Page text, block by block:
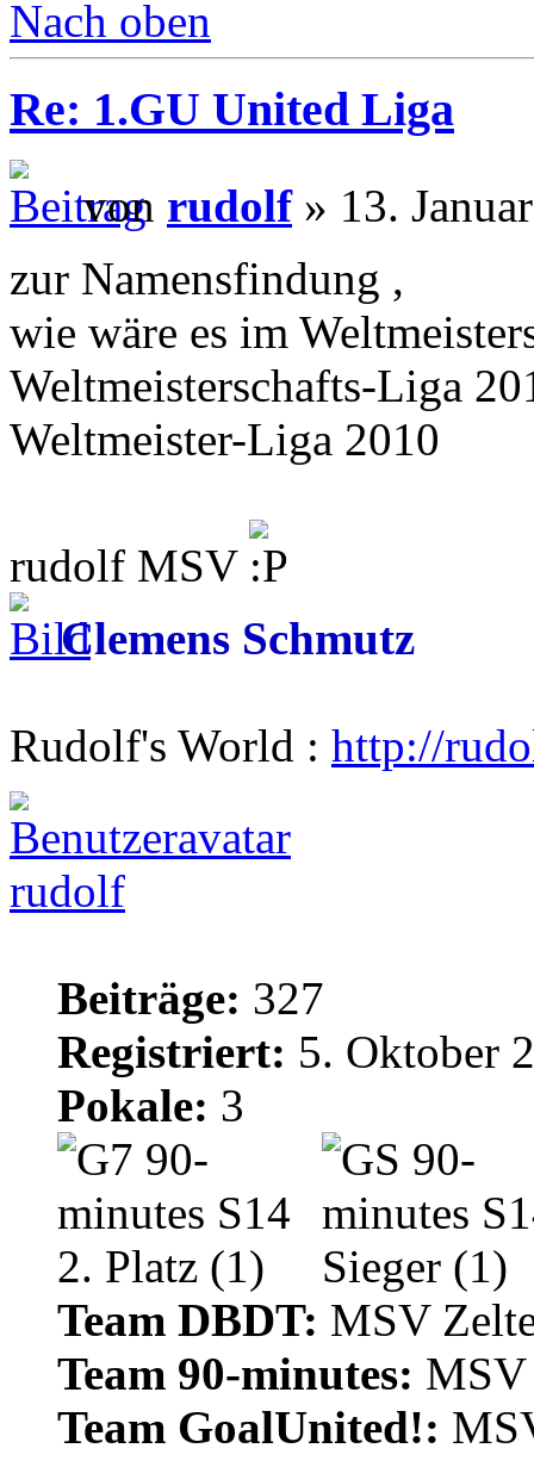
Nach oben
Re: 1.GU United Liga
von rudolf» 13.
zur Namensfindung ,
wie wäre es im
Weltmeisterschafts-Liga
Weltmeister-Liga 2010
rudolf MSV
Clemens Schmutz
Rudolf's World : http://
rudolf
Beiträge: 327
Registriert: 5. Oktober
Pokale: 3
Team DBDT: MSV
Team 90-minutes: MSV
Team GoalUnited!: